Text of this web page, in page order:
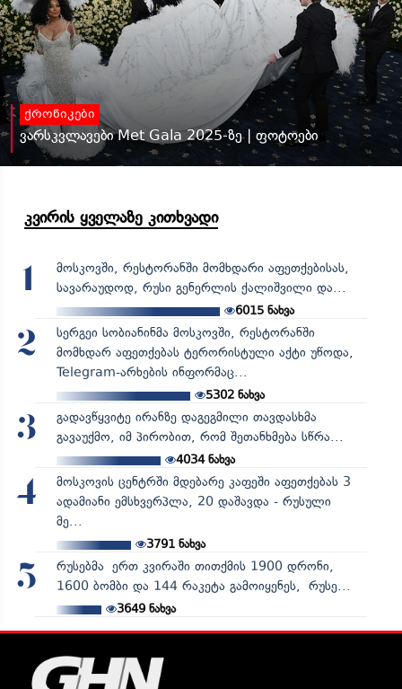
ქრონიკები
ვარსკვლავები Met Gala 2025-ზე | ფოტოები
კვირის ყველაზე კითხვადი
1
მოსკოვში, რესტორანში მომხდარი აფეთქებისას,
სავარაუდოდ, რუსი გენერლის ქალიშვილი და...
6015 ნახვა
2
სერგეი სობიანინმა მოსკოვში, რესტორანში
მომხდარ აფეთქებას ტერორისტული აქტი უწოდა,
Telegram-არხების ინფორმაც...
5302ნახვა
3
გადავწყვიტე ირანზე დაგეგმილი თავდასხმა
გავაუქმო, იმ პირობით, რომ შეთანხმება სწრა...
4034ნახვა
4
მოსკოვის ცენტრში მდებარე კაფეში აფეთქებას 3
ადამიანი ემსხვერპლა, 20 დაშავდა - რუსული
მე...
3791ნახვა
5
რუსებმა ერთ კვირაში თითქმის 1900 დრონი,
1600 ბომბი და 144 რაკეტა გამოიყენეს, რუსე...
3649ნახვა